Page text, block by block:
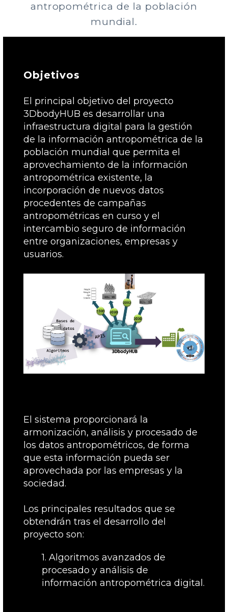
antropométrica de la población
mundial.
Objetivos
El principal objetivo del proyecto
3DbodyHUB es desarrollar una
infraestructura digital para la gestión
de la información antropométrica de la
población mundial que permita el
aprovechamiento de la información
antropométrica existente, la
incorporación de nuevos datos
procedentes de campañas
antropométricas en curso y el
intercambio seguro de información
entre organizaciones, empresas y
usuarios.
El sistema proporcionará la
armonización, análisis y procesado de
los datos antropométricos, de forma
que esta información pueda ser
aprovechada por las empresas y la
sociedad.
Los principales resultados que se
obtendrán tras el desarrollo del
proyecto son:
1. Algoritmos avanzados de
procesado y análisis de
información antropométrica digital.